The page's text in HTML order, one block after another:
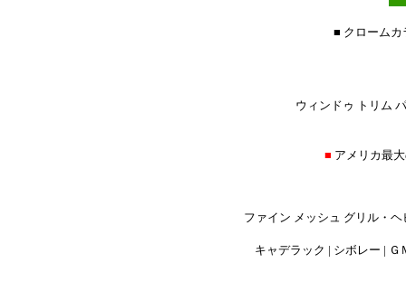
■ クロームカ
ウィンドゥ トリム
■ アメリカ最
ファイン メッシュ グリル・
キャデラック | シボレー |